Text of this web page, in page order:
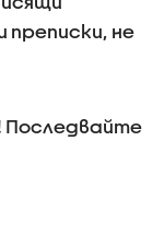
преписки, не
Последвайте